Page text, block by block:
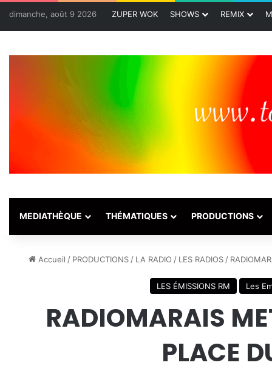
dimanche, août 9 2026 ZUPER WOK SHOWS REMIX
MEDIATHÈQUE THÉMATIQUES PRODUCTIONS
Accueil / PRODUCTIONS / LA RADIO / LES RADIOS /
LES ÉMISSIONS RM Les
RADIOMARAIS
PLACE